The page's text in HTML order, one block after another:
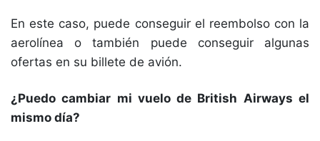
En este caso, puede conseguir el reembolso con la
aerolínea o también puede conseguir algunas
ofertas en su billete de avión.
¿Puedo cambiar mi vuelo de British Airways el
mismo día?